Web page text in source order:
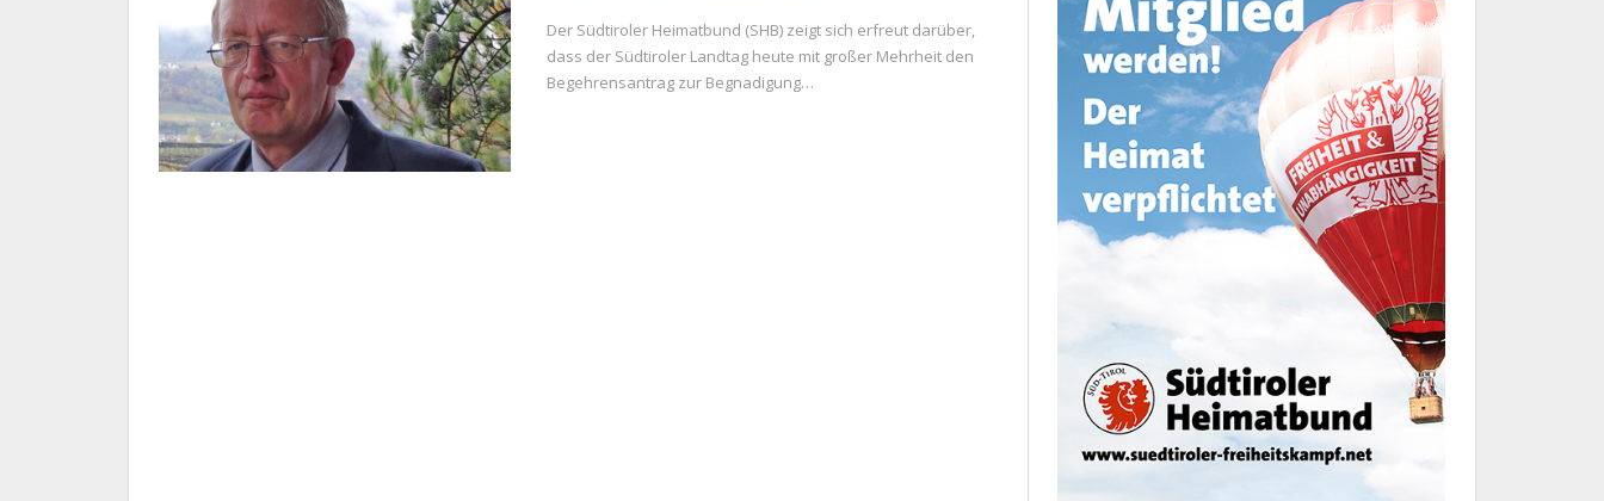
Der Südtiroler Heimatbund (SHB) zeigt sich erfreut darüber,
dass der Südtiroler Landtag heute mit großer Mehrheit den
Begehrensantrag zur Begnadigung…